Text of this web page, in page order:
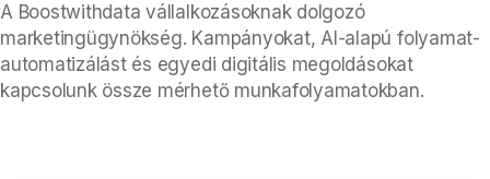
A Boostwithdata vállalkozásoknak dolgozó
marketingügynökség. Kampányokat, AI-alapú folyamat-
automatizálást és egyedi digitális megoldásokat
kapcsolunk össze mérhető munkafolyamatokban.